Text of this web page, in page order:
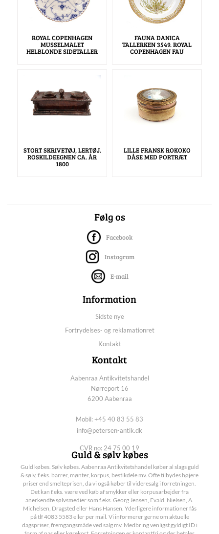
ROYAL COPENHAGEN
MUSSELMALET
HELBLONDE SIDETALLER
FAUNA DANICA
TALLERKEN 3549. ROYAL
COPENHAGEN FAU
STORT SKRIVETØJ, LERTØJ.
ROSKILDEEGNEN CA. ÅR
1800
LILLE FRANSK ROKOKO
DÅSE MED PORTRÆT
Følg os
Facebook
Instagram
E-mail
Information
Sidste nye
Fortrydelses- og reklamationret
Kontakt
Kontakt
Aabenraa Antikvitetshandel
Nørreport 16
6200 Aabenraa
Mobil: +45 40 83 55 83
info@petersen-antik.dk
CVR no: 24 75 00 19
Guld & sølv købes
Guld købes. Sølv købes. Aabenraa Antikvitetshandel køber al slags guld
& sølv, f.eks. barrer, mønter, korpus, bestikdele mv. Ofte tilbydes højere
priser end smelteprisen, da vi også køber til videresalg i forretningen.
Det kan f.eks. være ved køb af smykker eller korpusarbejder fra
anerkendte sølvsmedier som f.eks. Georg Jensen, Evald. Nielsen, A.
Michelsen, Dragsted eller Hans Hansen. Yderligere informationer fås
på tlf 4083 5583 eller per mail. Vi informerer gerne om aktuelle
dagspriser, fremgangsmåde ved salg mv. Medbring venligst gyldigt ID i